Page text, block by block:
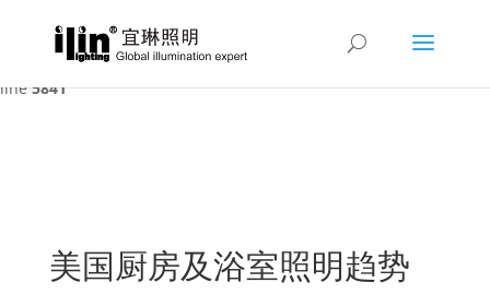
Warning : A non-numeric value encountered in
/var/www/html/ilin/wp-content/themes/Divi/functions.php
line5841
美国厨房及浴室照明趋势